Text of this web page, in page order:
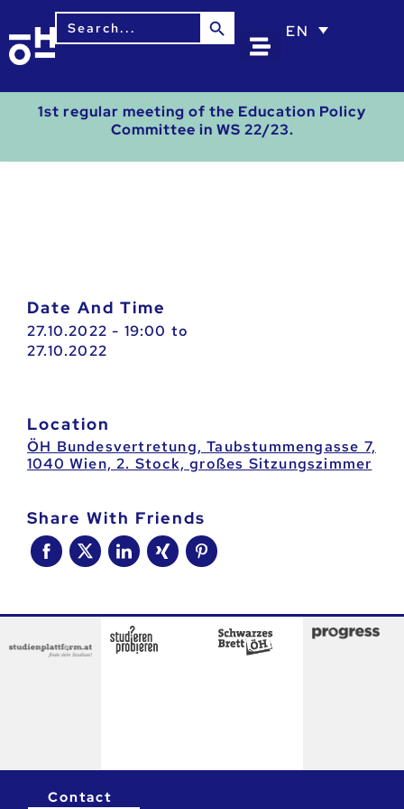
Search
for:
Search Button
EN
1st regular meeting of the Education Policy
Committee in WS 22/23.
Date And Time
27.10.2022 - 19:00 to
27.10.2022
Location
ÖH Bundesvertretung, Taubstummengasse 7,
1040 Wien, 2. Stock, großes Sitzungszimmer
Share With Friends
Contact